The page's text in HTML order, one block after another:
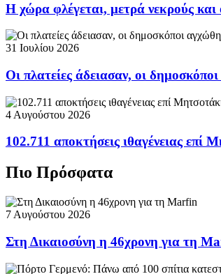
Η χώρα φλέγεται, μετρά νεκρούς
31 Ιουλίου 2026
Οι πλατείες άδειασαν, οι
4 Αυγούστου 2026
102.711 αποκτήσεις ιθαγένειας επί
Πιο Πρόσφατα
7 Αυγούστου 2026
Στη Δικαιοσύνη η 46χρονη για τη